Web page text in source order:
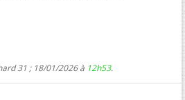
31 ; 18/01/2026 à 12h53.